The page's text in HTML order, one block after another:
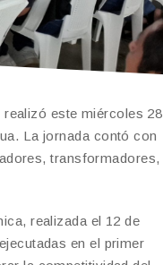
este miércoles 28
La jornada contó con
transformadores,
realizada el 12 de
en el primer